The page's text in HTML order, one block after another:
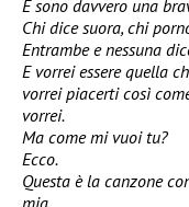
E sono davvero una
Chi dice suora, chi
Entrambe e nessuna
E vorrei essere quella
vorrei piacerti così
vorrei.
Ma come mi vuoi tu?
Ecco.
Questa è la canzone
mia.